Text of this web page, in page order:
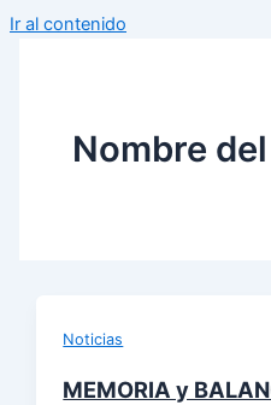
Ir al contenido
Nombre
Noticias
MEMORIA y